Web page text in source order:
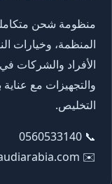
منظومة شحن
المنظمة، وخيارات
الأفراد والشركات
والتجهيزات مع عناية
التخليص.
📞
0560533140
✉️